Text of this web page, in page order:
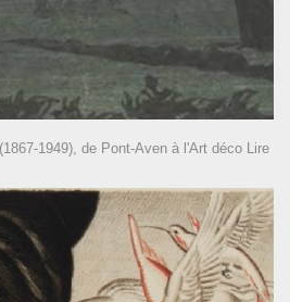
1949), de Pont-Aven à l'Art déco Lire